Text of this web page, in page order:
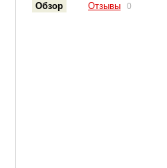
Обзор Отзывы 0